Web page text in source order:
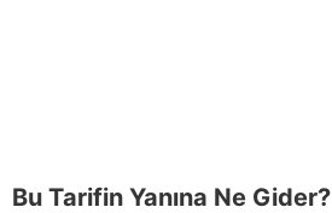
Bu Tarifin Yanına Ne Gider?